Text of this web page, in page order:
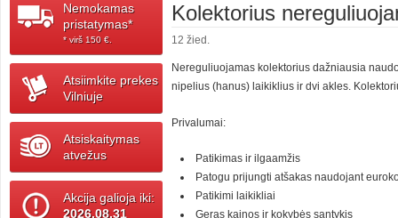
Nemokamas
pristatymas*
* virš 150 ‎€.
Atsiimkite prekes
Vilniuje
Atsiskaitymas
atvežus
Akcija galioja iki:
2026.08.31
Kolektorius
12 žied.
Nereguliuojamas kolektorius dažniausia
nipelius (hanus) laikiklius ir dvi akles.
Privalumai:
Patikimas ir ilgaamžis
Patogu prijungti atšakas naudojant
Patikimi laikikliai
Geras kainos ir kokybės santykis